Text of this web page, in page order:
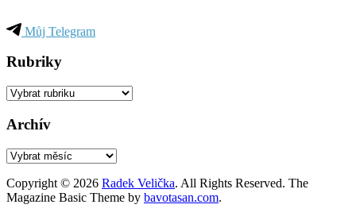
Můj Telegram
Rubriky
Rubriky
Archív
Archív
Copyright © 2026 Radek Velička. All Rights Reserved. The
Magazine Basic Theme by bavotasan.com.